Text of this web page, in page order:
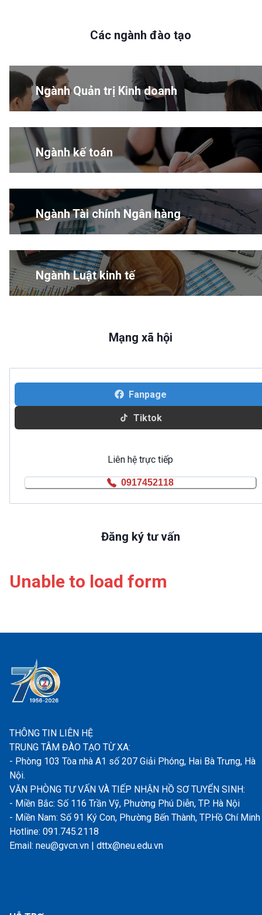
Các ngành đào tạo
Ngành Quản trị Kinh doanh
Ngành kế toán
Ngành Tài chính Ngân hàng
Ngành Luật kinh tế
Mạng xã hội
Fanpage
Tiktok
Liên hệ trực tiếp
0917452118
Đăng ký tư vấn
Unable to load form
THÔNG TIN LIÊN HỆ
TRUNG TÂM ĐÀO TẠO TỪ XA:
- Phòng 103 Tòa nhà A1 số 207 Giải Phóng, Hai Bà Trưng, Hà
Nội.
VĂN PHÒNG TƯ VẤN VÀ TIẾP NHẬN HỒ SƠ TUYỂN SINH:
- Miền Bắc: Số 116 Trần Vỹ, Phường Phú Diễn, TP. Hà Nội
- Miền Nam: Số 91 Ký Con, Phường Bến Thành, TP.Hồ Chí Minh
Hotline: 091.745.2118
Email: neu@gvcn.vn | dttx@neu.edu.vn